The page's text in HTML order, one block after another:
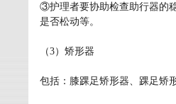
③护理者要协助检查助行器的
是否松动等。
（3）矫形器
包括：膝踝足矫形器、踝足矫